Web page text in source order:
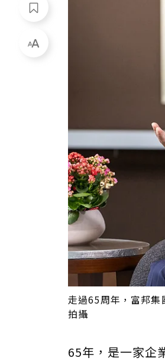
走過65周年，富邦
拍攝
65年，是一家企